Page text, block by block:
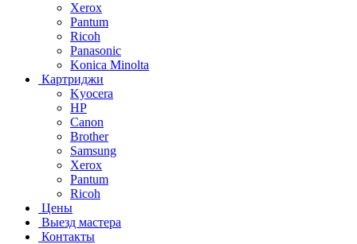
Xerox
Pantum
Ricoh
Panasonic
Konica Minolta
Картриджи
Kyocera
HP
Canon
Brother
Samsung
Xerox
Pantum
Ricoh
Цены
Выезд мастера
Контакты